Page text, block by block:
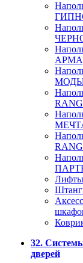
МОДЫ/
Лифты
32.
дверей